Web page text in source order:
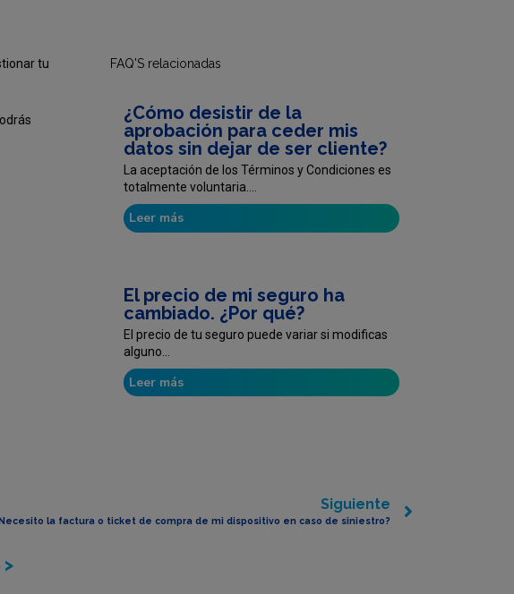
tu
FAQ'S relacionadas
¿Cómo desistir de la
aprobación para ceder mis
datos sin dejar de ser cliente?
La aceptación de los Términos y Condiciones es
totalmente voluntaria....
Leer más
El precio de mi seguro ha
cambiado. ¿Por qué?
El precio de tu seguro puede variar si modificas
alguno...
Leer más
Siguiente
la factura o ticket de compra de mi dispositivo en caso de siniestro?